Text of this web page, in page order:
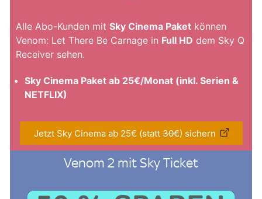
Alle Abo-Kunden mit Sky Cinema Paket können
Venom: Let There Be Carnage in Full HD dem Sky Q
Receiver sehen.
Sky Cinema Paket ab 25€/Monat (inkl. Serien &
NETFLIX)
Jetzt Sky Cinema ab 25€ (statt30€) sichern
Venom 2 mit Sky Ticket